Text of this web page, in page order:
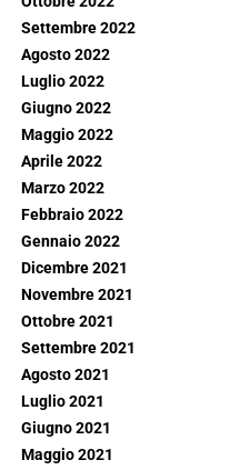
Settembre 2022
Agosto 2022
Luglio 2022
Giugno 2022
Maggio 2022
Aprile 2022
Marzo 2022
Febbraio 2022
Gennaio 2022
Dicembre 2021
Novembre 2021
Ottobre 2021
Settembre 2021
Agosto 2021
Luglio 2021
Giugno 2021
Maggio 2021